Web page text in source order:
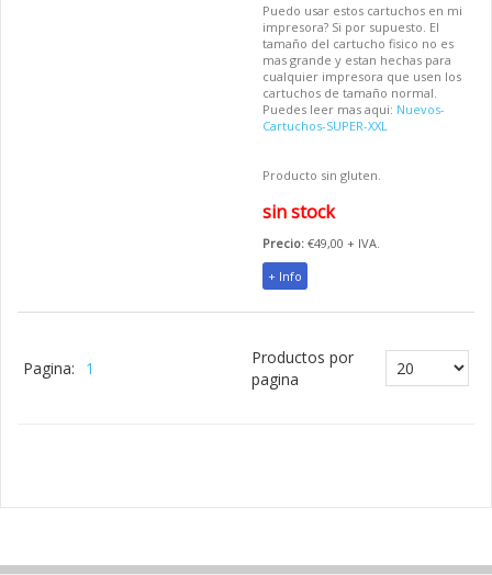
Puedo usar estos cartuchos en mi
impresora? Si por supuesto. El
tamaño del cartucho fisico no es
mas grande y estan hechas para
cualquier impresora que usen los
cartuchos de tamaño normal.
Puedes leer mas aqui: Nuevos-
Cartuchos-SUPER-XXL
Producto sin gluten.
sin stock
Precio: €49,00 + IVA.
+ Info
Pagina: 1
Productos por
pagina